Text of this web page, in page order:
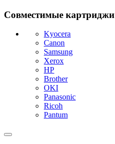
Совместимые картриджи
Kyocera
Canon
Samsung
Xerox
HP
Brother
OKI
Panasonic
Ricoh
Pantum